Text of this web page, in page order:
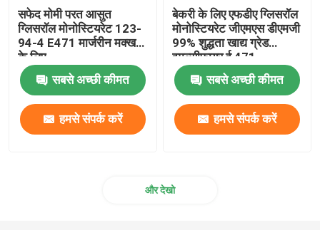
सफेद मोमी परत आसुत
ग्लिसरॉल मोनोस्टियरेट 123-
94-4 E471 मार्जरीन मक्खन
के लिए
सबसे अच्छी कीमत
हमसे संपर्क करें
बेकरी के लिए एफडीए ग्लिसरॉल
मोनोस्टियरेट जीएमएस डीएमजी
99% शुद्धता खाद्य ग्रेड
इमल्सीफायर ई 471
सबसे अच्छी कीमत
हमसे संपर्क करें
और देखो